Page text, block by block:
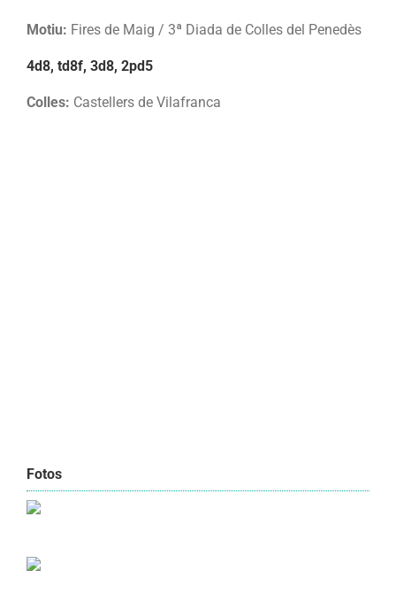
Motiu: Fires de Maig / 3ª Diada de Colles del Penedès
4d8, td8f, 3d8, 2pd5
Colles: Castellers de Vilafranca
Fotos